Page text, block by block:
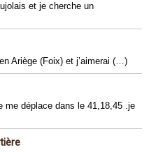
et je cherche un
Ariège (Foix) et j’aimerai (…)
me déplace dans le 41,18,45 .je